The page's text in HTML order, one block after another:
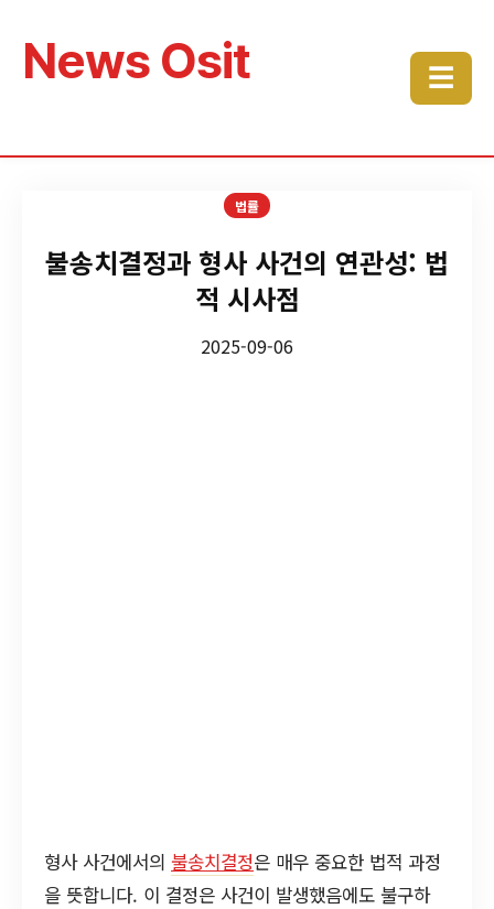
News Osit ☰
법률
불송치결정과 형사 사건의 연관성: 법
적 시사점
2025-09-06
형사 사건에서의 불송치결정은 매우 중요한 법적 과정
을 뜻합니다. 이 결정은 사건이 발생했음에도 불구하